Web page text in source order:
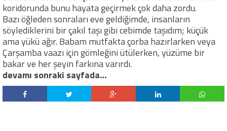
koridorunda bunu hayata geçirmek çok daha zordu.
Bazı öğleden sonraları eve geldiğimde, insanların
söylediklerini bir çakıl taşı gibi cebimde taşıdım; küçük
ama yükü ağır. Babam mutfakta çorba hazırlarken veya
Çarşamba vaazı için gömleğini ütülerken, yüzüme bir
bakar ve her şeyin farkına varırdı.
devamı sonraki sayfada…